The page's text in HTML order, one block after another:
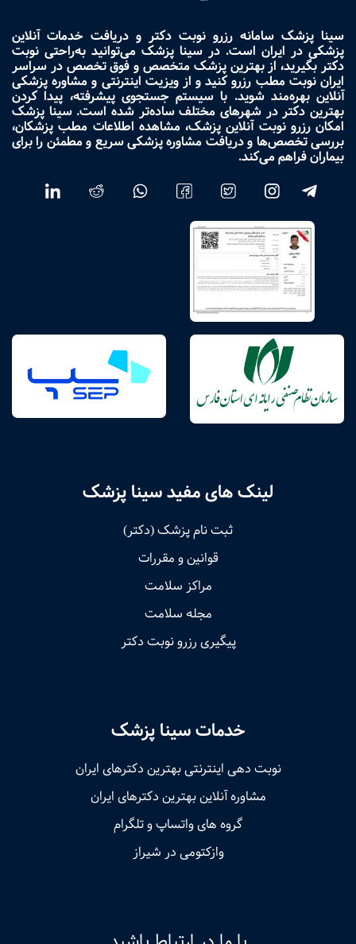
سینا پزشک سامانه رزرو نوبت دکتر و دریافت خدمات آنلاین
پزشکی در ایران است. در سینا پزشک می‌توانید به‌راحتی نوبت
دکتر بگیرید، از بهترین پزشک متخصص و فوق تخصص در سراسر
ایران نوبت مطب رزرو کنید و از ویزیت اینترنتی و مشاوره پزشکی
آنلاین بهره‌مند شوید. با سیستم جستجوی پیشرفته، پیدا کردن
بهترین دکتر در شهرهای مختلف ساده‌تر شده است. سینا پزشک
امکان رزرو نوبت آنلاین پزشک، مشاهده اطلاعات مطب پزشکان،
بررسی تخصص‌ها و دریافت مشاوره پزشکی سریع و مطمئن را برای
بیماران فراهم می‌کند.
لینک های مفید سینا پزشک
ثبت نام پزشک (دکتر)
قوانین و مقررات
مراکز سلامت
مجله سلامت
پیگیری رزرو نوبت دکتر
خدمات سینا پزشک
نوبت‌ دهی اینترنتی بهترین دکترهای ایران
مشاوره آنلاین بهترین دکترهای ایران
گروه های واتساپ و تلگرام
وازکتومی در شیراز